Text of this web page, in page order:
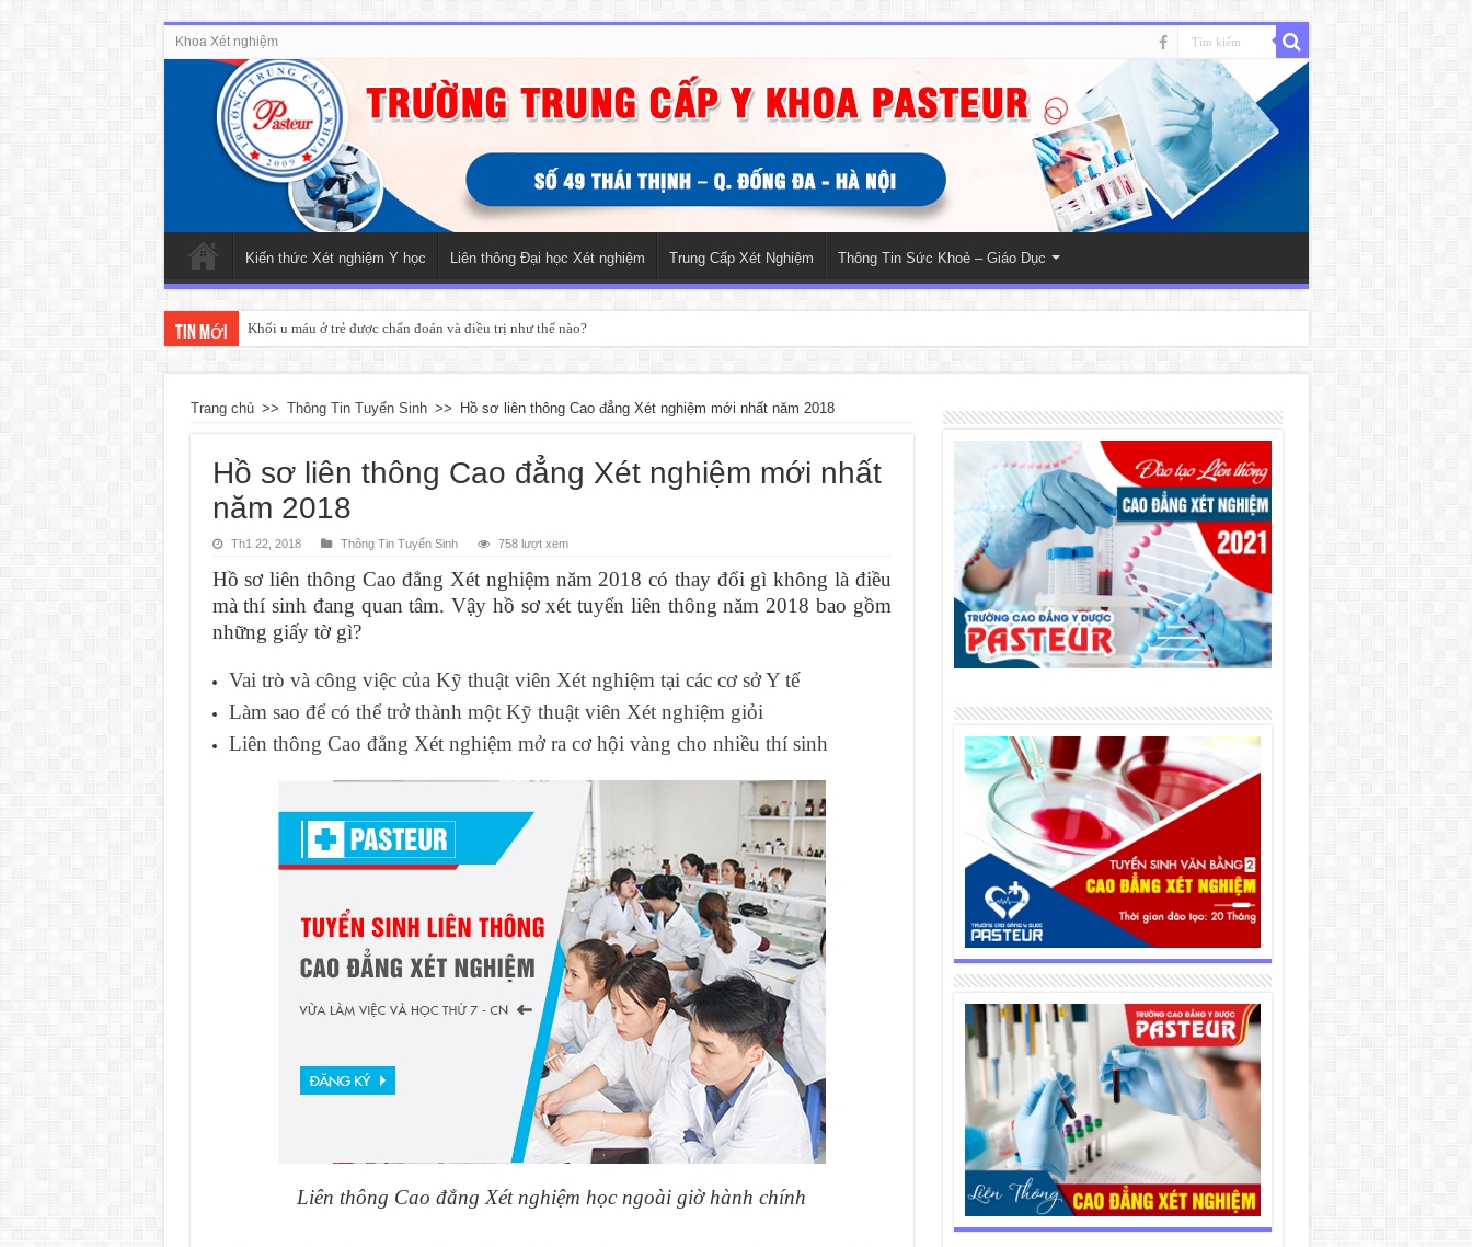
Khoa Xét nghiệm
Kiến thức Xét nghiệm Y học Liên thông Đại học Xét nghiệm Trung Cấp Xét Nghiệm Thông Tin Sức Khoẻ – Giáo Dục
Tin mới Khối u máu ở trẻ được chẩn đoán và điều trị như thế nào?
Trang chủ >> Thông Tin Tuyển Sinh >> Hồ sơ liên thông Cao đẳng Xét nghiệm mới nhất năm 2018
Hồ sơ liên thông Cao đẳng Xét nghiệm mới nhất
năm 2018
Th1 22, 2018 Thông Tin Tuyển Sinh 758 lượt xem
Hồ sơ liên thông Cao đẳng Xét nghiệm năm 2018 có thay đổi gì không là điều
mà thí sinh đang quan tâm. Vậy hồ sơ xét tuyển liên thông năm 2018 bao gồm
những giấy tờ gì?
Vai trò và công việc của Kỹ thuật viên Xét nghiệm tại các cơ sở Y tế
Làm sao để có thể trở thành một Kỹ thuật viên Xét nghiệm giỏi
Liên thông Cao đẳng Xét nghiệm mở ra cơ hội vàng cho nhiều thí sinh
Liên thông Cao đẳng Xét nghiệm học ngoài giờ hành chính